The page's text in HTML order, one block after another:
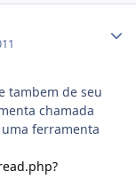
tambem de seu
chamada
ferramenta